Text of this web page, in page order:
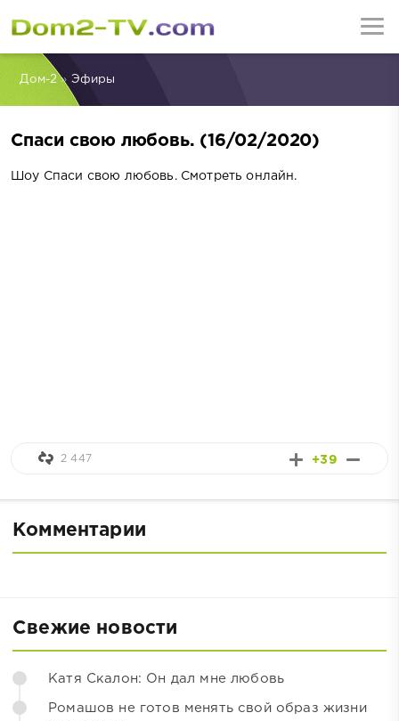
Дом-2» Эфиры
Спаси свою любовь. (16/02/2020)
Шоу Спаси свою любовь. Смотреть онлайн.
+39
2 447
Комментарии
Свежие новости
Катя Скалон: Он дал мне любовь
Ромашов не готов менять свой образ жизни